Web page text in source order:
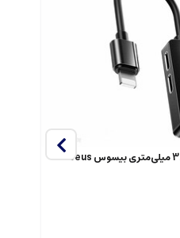
مبدل لایتنینگ به جک 3.5 میلی‌متری بیسوس Baseus